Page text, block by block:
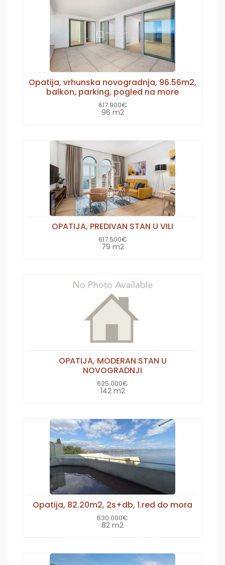
Opatija, vrhunska novogradnja, 96.56m2,
balkon, parking, pogled na more
617.900€
96 m2
OPATIJA, PREDIVAN STAN U VILI
617.500€
79 m2
OPATIJA, MODERAN STAN U
NOVOGRADNJI
625.000€
142 m2
Opatija, 82.20m2, 2s+db, 1.red do mora
630.000€
82 m2